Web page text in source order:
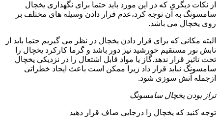
از نکات دیگری که در این مورد باید حتما برای نگهداری یخچال
سامسونگ به آن توجه کرد،عدم قرار دادن وسیله های مختلف بر
روی یخچال می باشد.
البته مکانی که برای قرار دادن یخچال در نظر می گیریم حتما باید از
تابش نور مستقیم خورشید نیز دور باشد و گرما کارکرد یخچال را
تحت تاثیر قرار ندهد.گاز یا مواد قابل اشتعال را در نزدیکی یخچال
سامسونگ نباید قرار داد زیرا ممکن است باعث ایجاد خطراتی
ازجمله آتش سوزی شود.
تراز بودن یخچال سامسونگ
توجه کنید که یخچال را درجایی صاف قرار دهید